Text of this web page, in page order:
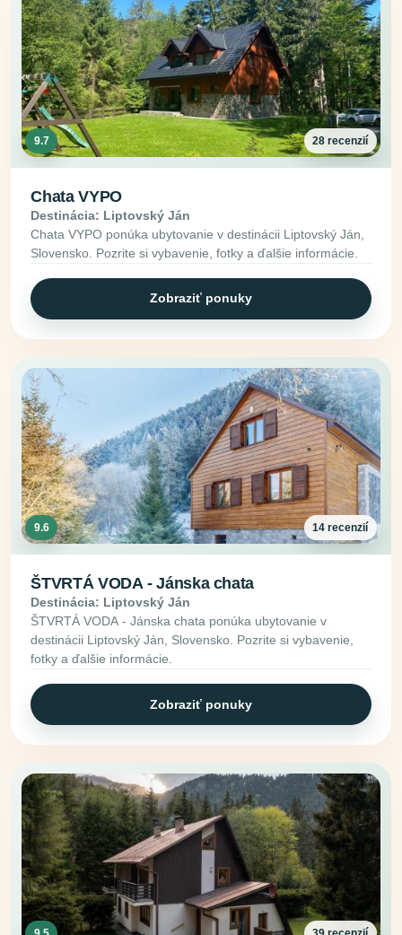
9.7 28 recenzií
Chata VYPO
Destinácia: Liptovský Ján
Chata VYPO ponúka ubytovanie v destinácii Liptovský Ján,
Slovensko. Pozrite si vybavenie, fotky a ďalšie informácie.
Zobraziť ponuky
9.6 14 recenzií
ŠTVRTÁ VODA - Jánska chata
Destinácia: Liptovský Ján
ŠTVRTÁ VODA - Jánska chata ponúka ubytovanie v
destinácii Liptovský Ján, Slovensko. Pozrite si vybavenie,
fotky a ďalšie informácie.
Zobraziť ponuky